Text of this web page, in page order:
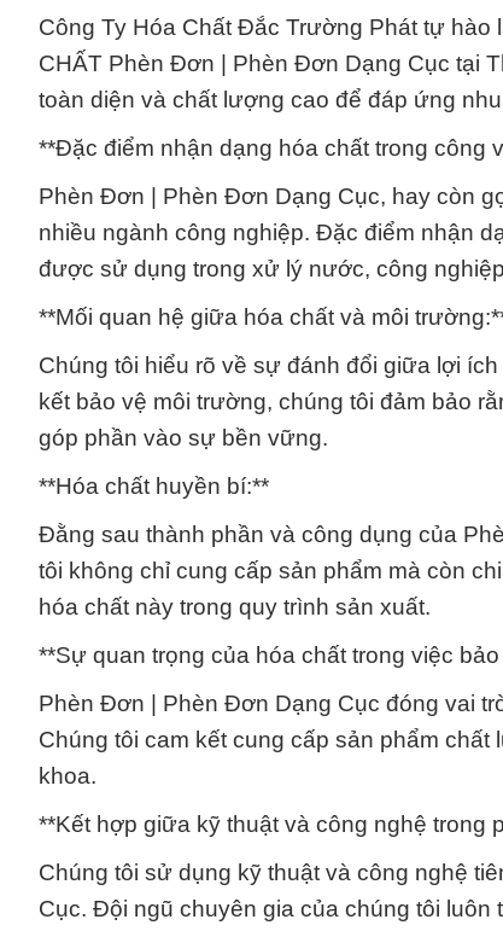
Công Ty Hóa Chất Đắc Trường Phát tự
CHẤT Phèn Đơn | Phèn Đơn Dạng Cục tại
toàn diện và chất lượng cao để đáp ứng
**Đặc điểm nhận dạng hóa chất trong công
Phèn Đơn | Phèn Đơn Dạng Cục, hay còn
nhiều ngành công nghiệp. Đặc điểm nhận
được sử dụng trong xử lý nước, công
**Mối quan hệ giữa hóa chất và môi
Chúng tôi hiểu rõ về sự đánh đổi giữa lợi
kết bảo vệ môi trường, chúng tôi đảm bảo
góp phần vào sự bền vững.
**Hóa chất huyền bí:**
Đằng sau thành phần và công dụng của
tôi không chỉ cung cấp sản phẩm mà còn
hóa chất này trong quy trình sản xuất.
**Sự quan trọng của hóa chất trong việc
Phèn Đơn | Phèn Đơn Dạng Cục đóng vai
Chúng tôi cam kết cung cấp sản phẩm
khoa.
**Kết hợp giữa kỹ thuật và công nghệ trong
Chúng tôi sử dụng kỹ thuật và công nghệ
Cục. Đội ngũ chuyên gia của chúng tôi